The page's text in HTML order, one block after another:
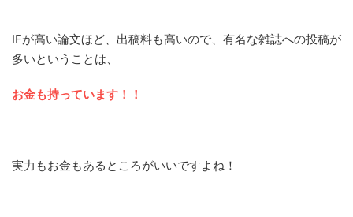
IFが高い論文ほど、出稿料も高いので、有名な雑誌への投稿が
多いということは、
お金も持っています！！
実力もお金もあるところがいいですよね！